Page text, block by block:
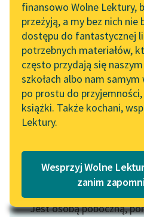
Zapraszamy na spotkanie
online z tłumaczkami
literatury skandynawskiej
Spotkanie z Katarzyną
Tunkiel w Oslo
102. lata temu zmarł
Joseph Conrad
Lektury szkolne i klasyka
literatury do słuchania dla
uczennic i uczniów z
finansowo Wolne Lektury,
przeżyją, a my bez nich nie
dostępu do fantastycznej
potrzebnych materiałów,
często przydają się
szkołach albo nam samym
po prostu do
książki. Także kochani,
Lektury.
Wesprzyj Wolne
zanim
Motyw: Sługa
Jest osobą poboczną,